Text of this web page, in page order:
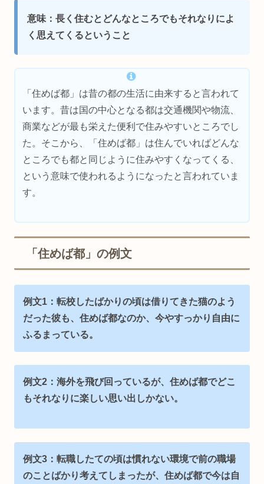
意味：長く住むとどんなところでもそれなりによ
く思えてくるということ
「住めば都」は昔の都の生活に由来すると言われて
います。昔は国の中心となる都は交通機関や物流、
商業などが最も栄えた便利で住みやすいところでし
た。そこから、「住めば都」は住んでいればどんな
ところでも都と同じように住みやすくなってくる、
という意味で使われるようになったと言われていま
す。
「住めば都」の例文
例文1：転校したばかりの頃は借りてきた猫のよう
だった彼も、住めば都なのか、今やすっかり自由に
ふるまっている。
例文2：海外を飛び回っているが、住めば都でどこ
もそれなりに楽しい思い出しかない。
例文3：転職したての頃は慣れない環境で前の職場
のことばかり考えてしまったが、住めば都で今は自